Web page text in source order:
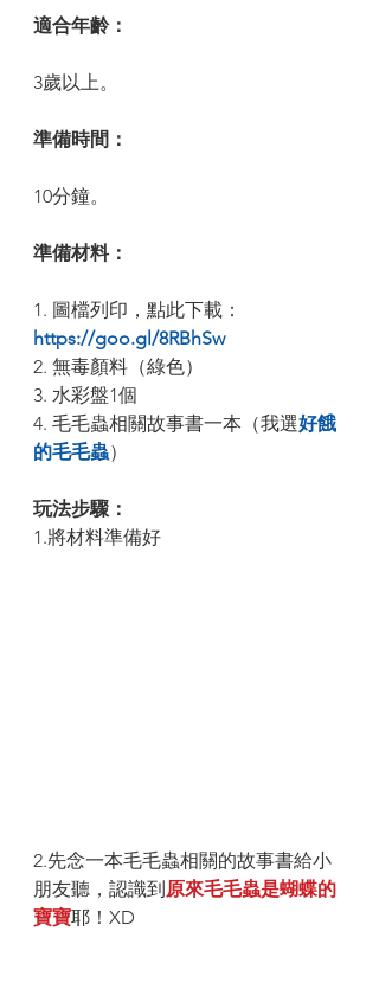
適合年齡：
3歲以上。
準備時間：
10分鐘。
準備材料：
1. 圖檔列印，點此下載：
https://goo.gl/8RBhSw
2. 無毒顏料（綠色）
3. 水彩盤1個
4. 毛毛蟲相關故事書一本（我選好餓
的毛毛蟲）
玩法步驟：
1.將材料準備好
2.先念一本毛毛蟲相關的故事書給小
朋友聽，認識到 原來毛毛蟲是蝴蝶的
寶寶耶！XD